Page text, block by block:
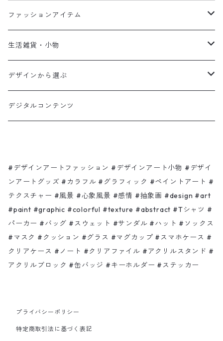
ファッションアイテム
Tシャツ
パーカー
スウェット
バッグ
ハット
ソックス
マスク
生活雑貨・小物
ファブリック
グラス・マグ
クリアケース
ノート
クリアファイル
アクリルスタンド・ブロック
キーホルダー
デザインから選ぶ
Shadow hamburger
ピンク色のゾウさんと赤いリンゴの木
Shadow moon
Bonjour
海 山 木 風
カラフル
デジタルコンテンツ
#デザインアートファッション #デザインアート小物 #デザイ
ンアートグッズ #カラフル #グラフィック #ペイントアート #
テクスチャー #風景 #心象風景 #感情 #抽象画 #design #art
#paint #graphic #colorful #texture #abstract #Tシャツ #
パーカー #バッグ #スウェット #サンダル #ハット #ソックス
#マスク #クッション #グラス #マグカップ #スマホケース #
クリアケース #ノート #クリアファイル #アクリルスタンド #
アクリルブロック #缶バッジ #キーホルダー #ステッカー
プライバシーポリシー
特定商取引法に基づく表記